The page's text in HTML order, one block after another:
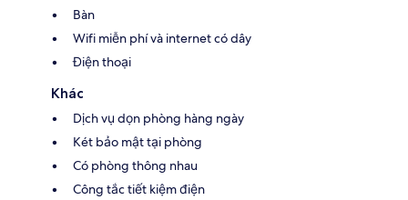
Bàn
Wifi miễn phí và internet có dây
Điện thoại
Khác
Dịch vụ dọn phòng hàng ngày
Két bảo mật tại phòng
Có phòng thông nhau
Công tắc tiết kiệm điện